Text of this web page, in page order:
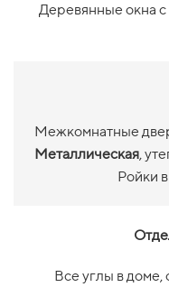
Деревянные окна
Межкомнатные
Металлическая,
Ройки
Все углы в